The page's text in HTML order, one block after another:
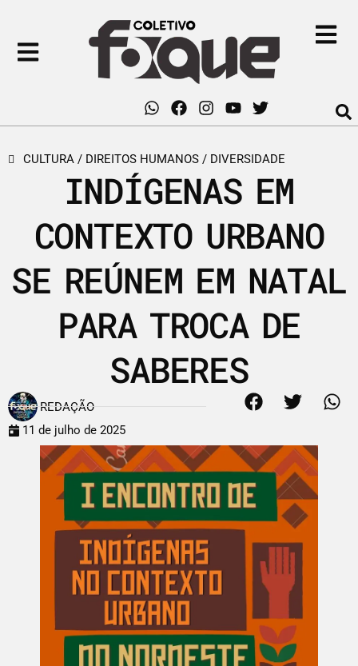
CULTURA / DIREITOS HUMANOS / DIVERSIDADE
INDÍGENAS EM
CONTEXTO URBANO
SE REÚNEM EM NATAL
PARA TROCA DE
SABERES
REDAÇÃO
11 de julho de 2025